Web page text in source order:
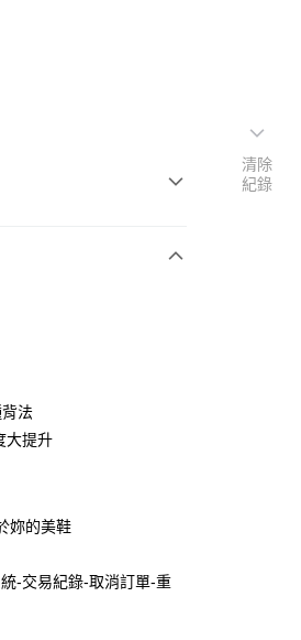
商業銀行
商業銀行
商業銀行
國際商業銀行
（台灣）商業銀行
商業銀行
商業銀行
商業銀行
國際商業銀行
法
大提升
妳的美鞋
-交易紀錄-取消訂單-重
清除
紀錄